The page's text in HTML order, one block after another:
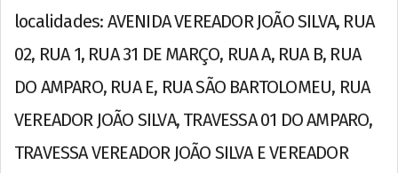
localidades: AVENIDA VEREADOR JOÃO SILVA, RUA
02, RUA 1, RUA 31 DE MARÇO, RUA A, RUA B, RUA
DO AMPARO, RUA E, RUA SÃO BARTOLOMEU, RUA
VEREADOR JOÃO SILVA, TRAVESSA 01 DO AMPARO,
TRAVESSA VEREADOR JOÃO SILVA E VEREADOR